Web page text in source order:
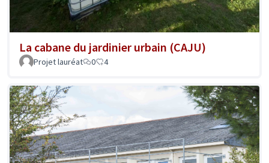
La cabane du jardinier urbain (CAJU)
Projet lauréat 0 4